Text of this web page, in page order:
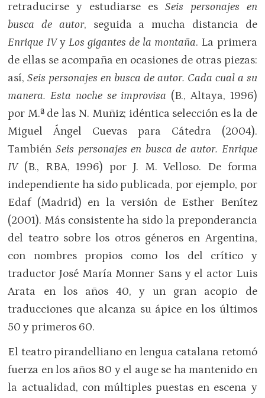
retraducirse y estudiarse es Seis personajes en
busca de autor, seguida a mucha distancia de
Enrique IVy Los gigantes de la montaña. La primera
de ellas se acompaña en ocasiones de otras piezas:
así,Seis personajes en busca de autor. Cada cual a su
manera. Esta noche se improvisa (B., Altaya, 1996)
por M.ª de las N. Muñiz; idéntica selección es la de
Miguel Ángel Cuevas para Cátedra (2004).
TambiénSeis personajes en busca de autor. Enrique
IV(B., RBA, 1996) por J. M. Velloso. De forma
independiente ha sido publicada, por ejemplo, por
Edaf (Madrid) en la versión de Esther Benítez
(2001). Más consistente ha sido la preponderancia
del teatro sobre los otros géneros en Argentina,
con nombres propios como los del crítico y
traductor José María Monner Sans y el actor Luis
Arata en los años 40, y un gran acopio de
traducciones que alcanza su ápice en los últimos
50 y primeros 60.
El teatro pirandelliano en lengua catalana retomó
fuerza en los años 80 y el auge se ha mantenido en
la actualidad, con múltiples puestas en escena y